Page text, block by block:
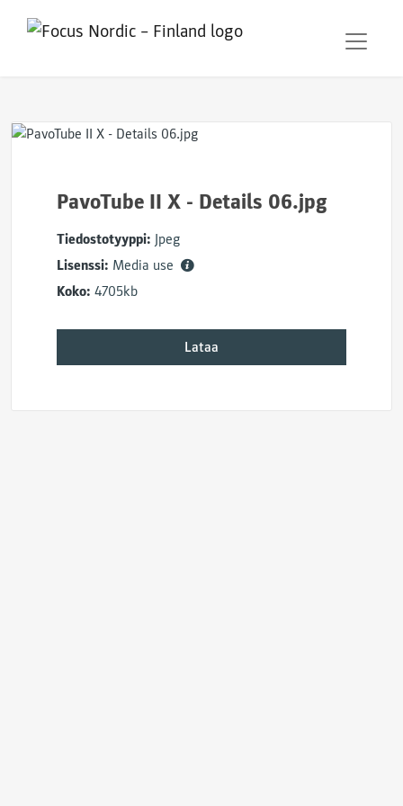
PavoTube II X - Details 06.jpg
Tiedostotyyppi: Jpeg
Lisenssi: Media use
Koko: 4705kb
Lataa